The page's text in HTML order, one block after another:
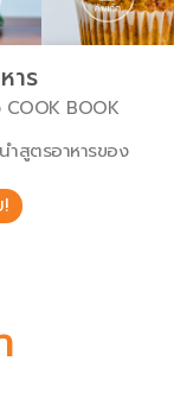
าร
COOK BOOK
ำสูตรอาหารของ
!